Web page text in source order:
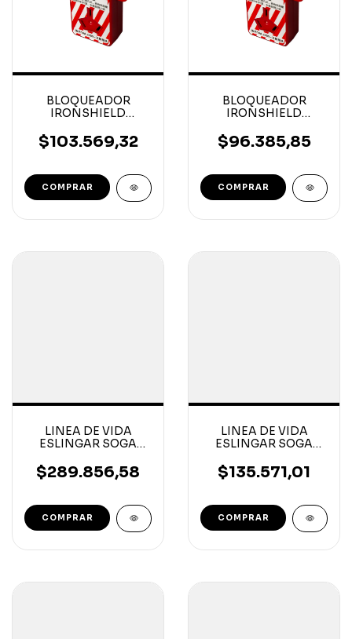
BLOQUEADOR
IRONSHIELD
TRIFASICO(TOMA)
220V-16 Amp
$103.569,32
BLOQUEADOR
IRONSHIELD
TRIFASICO(TOMA)
220V-10 Amp
$96.385,85
LINEA DE VIDA
ESLINGAR SOGA
MOSQ.55MM
$289.856,58
LINEA DE VIDA
ESLINGAR SOGA
MOSQ.55MM
$135.571,01